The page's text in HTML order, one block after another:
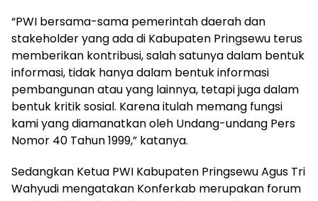
“PWI bersama-sama pemerintah daerah dan
stakeholder yang ada di Kabupaten Pringsewu terus
memberikan kontribusi, salah satunya dalam bentuk
informasi, tidak hanya dalam bentuk informasi
pembangunan atau yang lainnya, tetapi juga dalam
bentuk kritik sosial. Karena itulah memang fungsi
kami yang diamanatkan oleh Undang-undang Pers
Nomor 40 Tahun 1999,” katanya.
Sedangkan Ketua PWI Kabupaten Pringsewu Agus Tri
Wahyudi mengatakan Konferkab merupakan forum